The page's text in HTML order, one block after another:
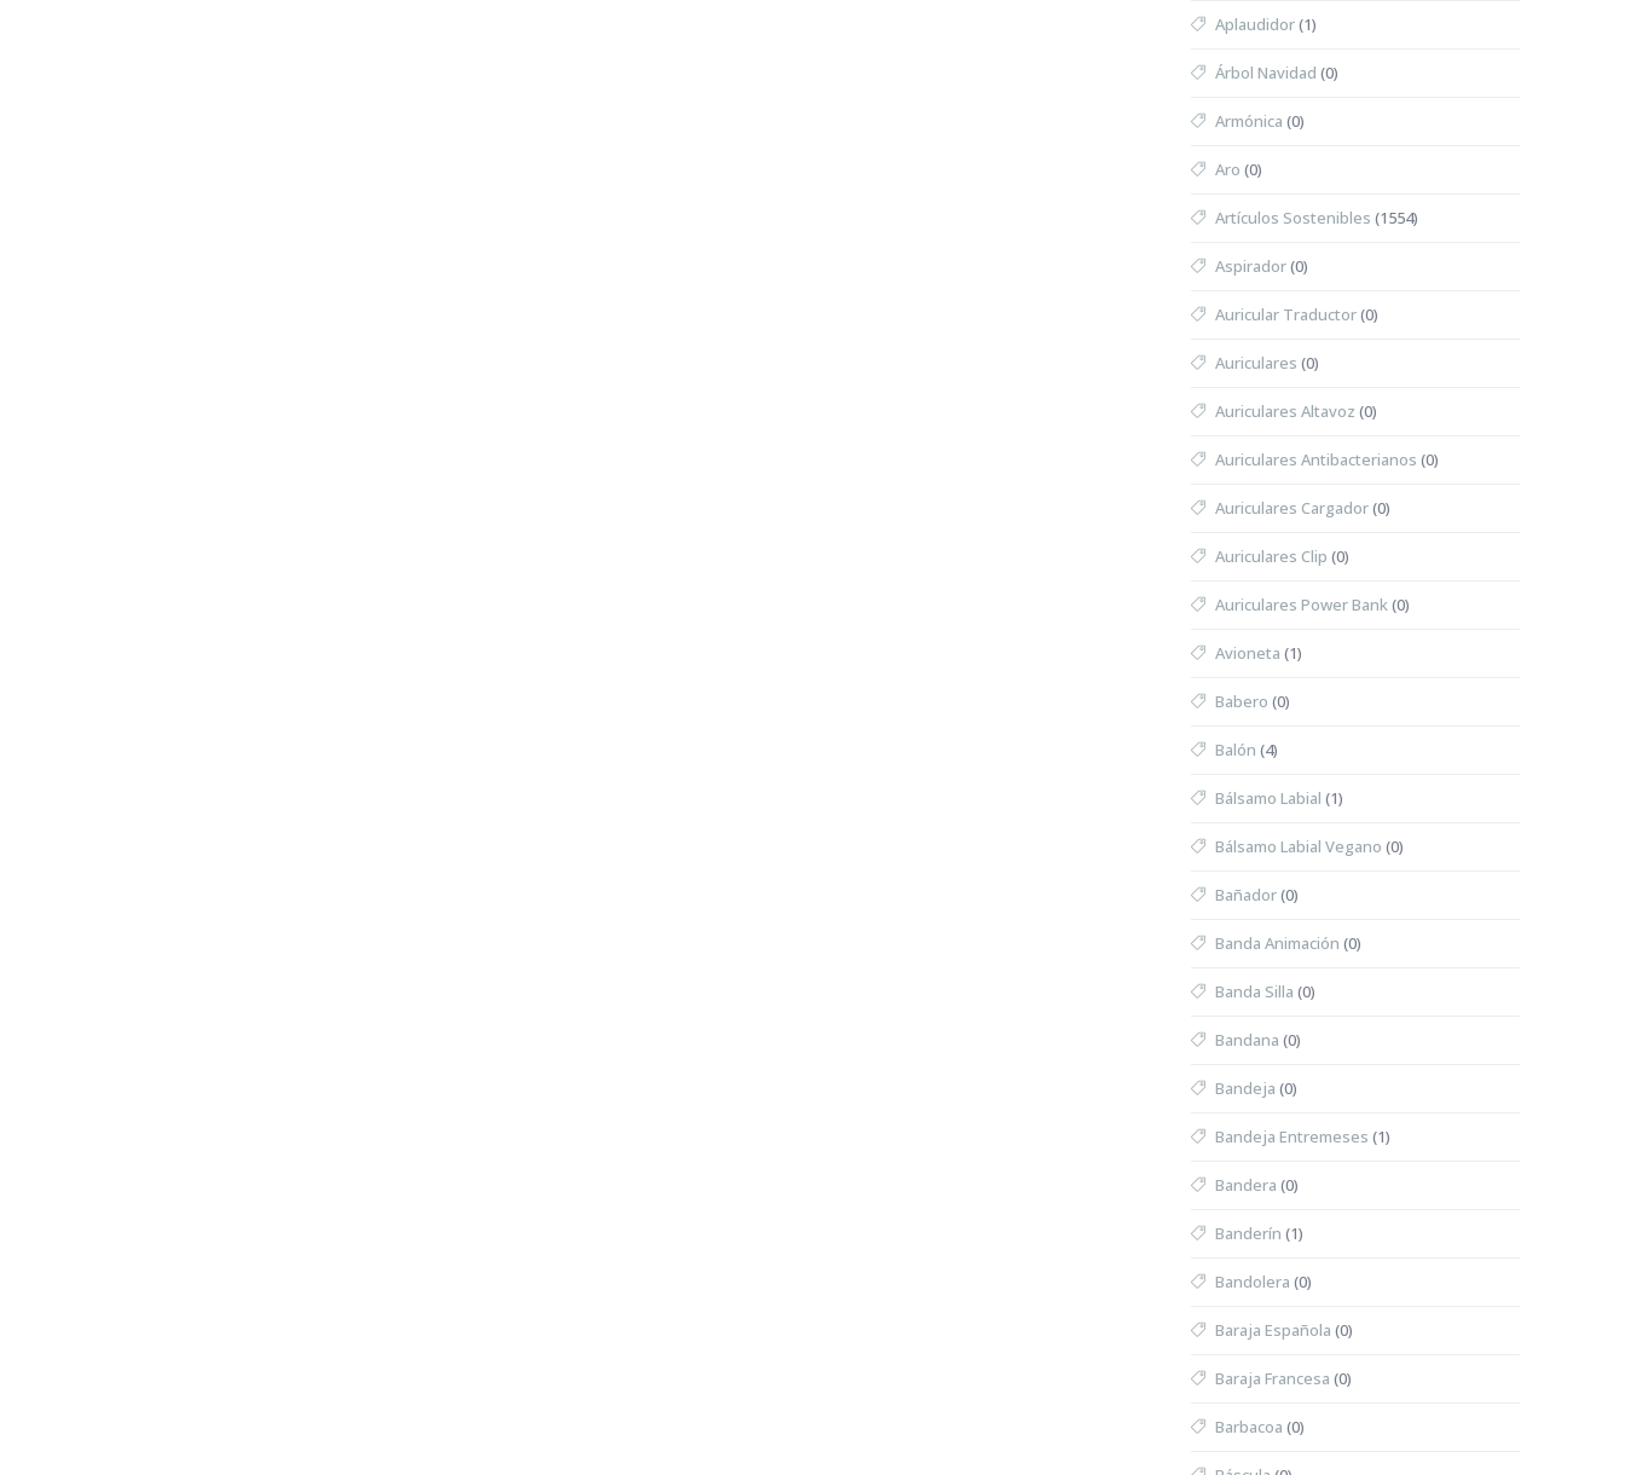
Aplaudidor(1)
Árbol Navidad (0)
Armónica (0)
Aro (0)
Artículos Sostenibles (1554)
Aspirador(0)
Auricular Traductor(0)
Auriculares (0)
Auriculares Altavoz (0)
Auriculares Antibacterianos (0)
Auriculares Cargador(0)
Auriculares Clip (0)
Auriculares Power Bank(0)
Avioneta (1)
Babero (0)
Balón (4)
Bálsamo Labial (1)
Bálsamo Labial Vegano (0)
Bañador(0)
Banda Animación (0)
Banda Silla (0)
Bandana (0)
Bandeja (0)
Bandeja Entremeses (1)
Bandera (0)
Banderín (1)
Bandolera (0)
Baraja Española (0)
Baraja Francesa (0)
Barbacoa (0)